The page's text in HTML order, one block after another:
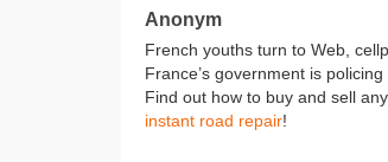
Anonym
French youths turn to Web,
France’s government is
Find out how to buy and sell
instant road repair!